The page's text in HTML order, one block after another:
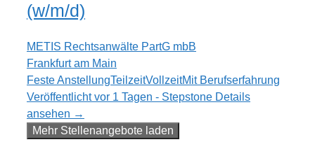
(w/m/d)
METIS Rechtsanwälte PartG mbB
Frankfurt am Main
Feste AnstellungTeilzeitVollzeitMit Berufserfahrung
Veröffentlicht vor 1 Tagen - Stepstone Details
ansehen →
Mehr Stellenangebote laden